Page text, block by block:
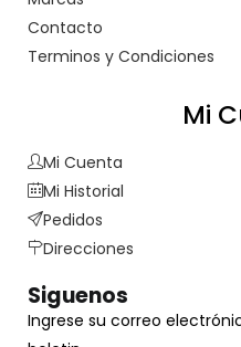
Contacto
Terminos y Condiciones
Mi
Mi Cuenta
Mi Historial
Pedidos
Direcciones
Siguenos
Ingrese su correo